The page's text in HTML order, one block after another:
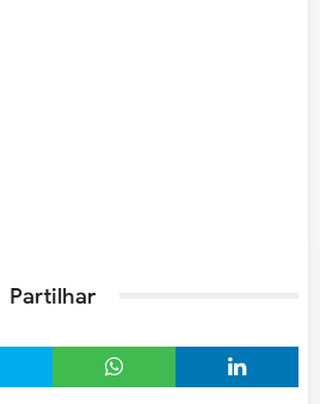
Partilhar